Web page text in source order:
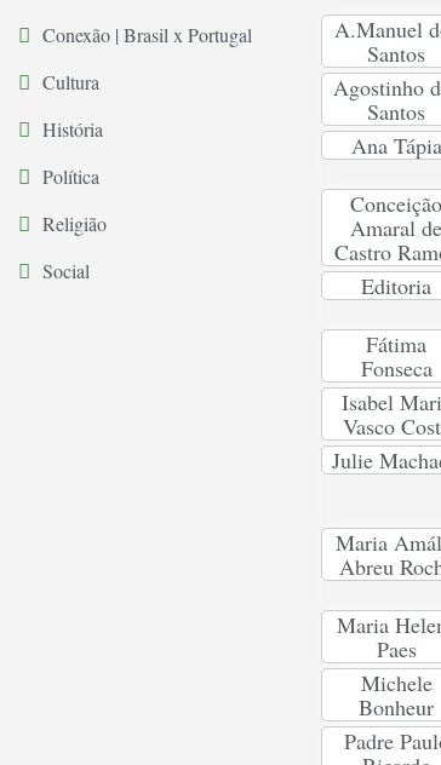
Conexão | Brasil x Portugal
Cultura
História
Política
Religião
Social
A.Manuel
Santos
Agostinho
Santos
Ana Tápia
Conceição
Amaral de
Castro
Editoria
Fátima
Fonseca
Isabel
Vasco
Julie
Maria
Abreu
Maria
Paes
Michele
Bonheur
Padre